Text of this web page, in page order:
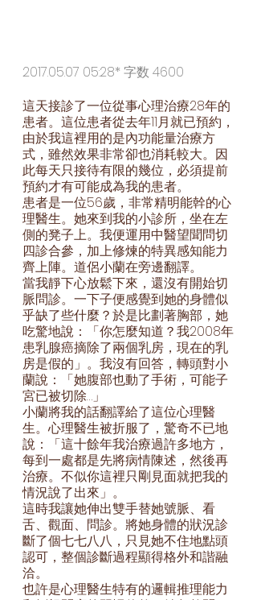
2017.05.07 05:28* 字数 4600
這天接診了一位從事心理治療28年的
患者。這位患者從去年11月就已預約，
由於我這裡用的是內功能量治療方
式，雖然效果非常卻也消耗較大。因
此每天只接待有限的幾位，必須提前
預約才有可能成為我的患者。
患者是一位56歲，非常精明能幹的心
理醫生。她來到我的小診所，坐在左
側的凳子上。我便運用中醫望聞問切
四診合參，加上修煉的特異感知能力
齊上陣。道侶小蘭在旁邊翻譯。
當我靜下心放鬆下來，還沒有開始切
脈問診。一下子便感覺到她的身體似
乎缺了些什麼？於是比劃著胸部，她
吃驚地說：「你怎麼知道？我2008年
患乳腺癌摘除了兩個乳房，現在的乳
房是假的」。我沒有回答，轉頭對小
蘭說：「她腹部也動了手術，可能子
宮已被切除…」
小蘭將我的話翻譯給了這位心理醫
生。心理醫生被折服了，驚奇不已地
說：「這十餘年我治療過許多地方，
每到一處都是先將病情陳述，然後再
治療。不似你這裡只剛見面就把我的
情況說了出來」。
這時我讓她伸出雙手替她號脈、看
舌、觀面、問診。將她身體的狀況診
斷了個七七八八，只見她不住地點頭
認可，整個診斷過程顯得格外和諧融
洽。
也許是心理醫生特有的邏輯推理能力